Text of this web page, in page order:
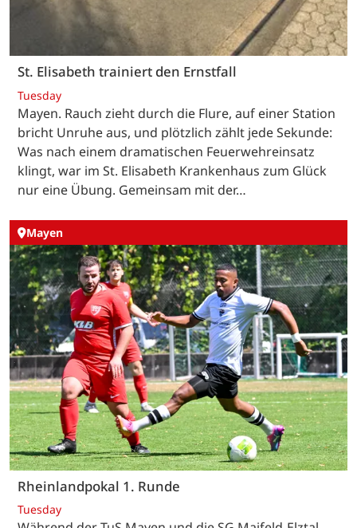
St. Elisabeth trainiert den Ernstfall
Tuesday
Mayen. Rauch zieht durch die Flure, auf einer Station
bricht Unruhe aus, und plötzlich zählt jede Sekunde:
Was nach einem dramatischen Feuerwehreinsatz
klingt, war im St. Elisabeth Krankenhaus zum Glück
nur eine Übung. Gemeinsam mit der…
Mayen
Rheinlandpokal 1. Runde
Tuesday